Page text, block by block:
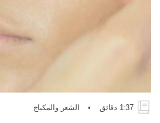
1:37 دقائق • الشعر والمكياج